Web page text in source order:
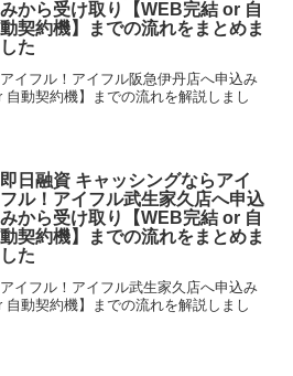
みから受け取り【WEB完結 or 自
動契約機】までの流れをまとめま
した
イフル！アイフル阪急伊丹店へ申込み
動契約機】までの流れを解説しまし
即日融資 キャッシングならアイ
フル！アイフル武生家久店へ申込
みから受け取り【WEB完結 or 自
動契約機】までの流れをまとめま
した
イフル！アイフル武生家久店へ申込み
動契約機】までの流れを解説しまし